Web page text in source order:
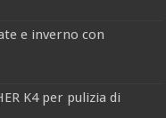
e inverno con
K4 per pulizia di